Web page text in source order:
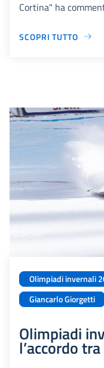
Cortina" ha
SCOPRI TUTTO
Olimpiadi invernali
Giancarlo Giorgetti
Olimpiadi
l’accordo